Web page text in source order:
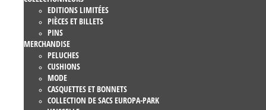
EDITIONS LIMITÉES
PIÈCES ET BILLETS
PINS
MERCHANDISE
PELUCHES
CUSHIONS
MODE
CASQUETTES ET BONNETS
COLLECTION DE SACS EUROPA-PARK